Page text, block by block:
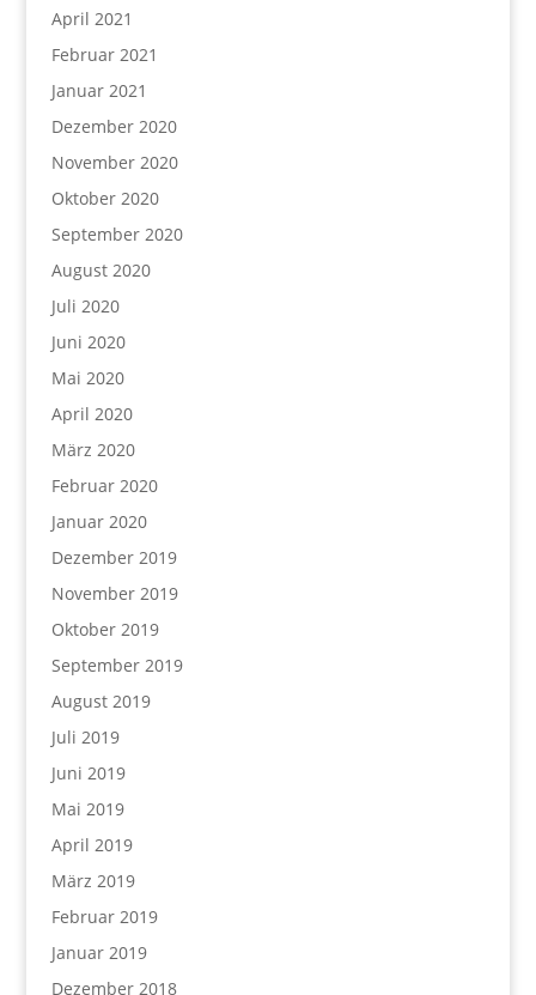
April 2021
Februar 2021
Januar 2021
Dezember 2020
November 2020
Oktober 2020
September 2020
August 2020
Juli 2020
Juni 2020
Mai 2020
April 2020
März 2020
Februar 2020
Januar 2020
Dezember 2019
November 2019
Oktober 2019
September 2019
August 2019
Juli 2019
Juni 2019
Mai 2019
April 2019
März 2019
Februar 2019
Januar 2019
Dezember 2018